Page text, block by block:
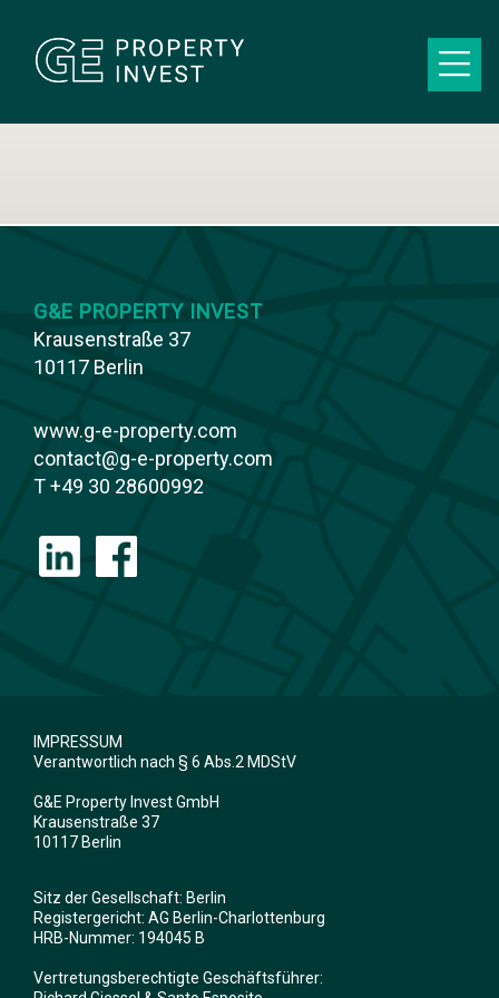
G&E PROPERTY INVEST
Krausenstraße 37
10117 Berlin
www.g-e-property.com
contact@g-e-property.com
T +49 30 28600992
IMPRESSUM
Verantwortlich nach § 6 Abs.2 MDStV
G&E Property Invest GmbH
Krausenstraße 37
10117 Berlin
Sitz der Gesellschaft: Berlin
Registergericht: AG Berlin-Charlottenburg
HRB-Nummer: 194045 B
Vertretungsberechtigte Geschäftsführer: